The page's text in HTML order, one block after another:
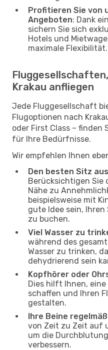
Profitieren Sie von
Angeboten: Dank
sichern Sie sich
Hotels und
maximale Flexibilität.
Krakau anfliegen
Jede Fluggesellschaft
Flugoptionen nach
oder First Class – finden
für Ihre Bedürfnisse.
Wir empfehlen Ihnen
Den besten Sitz
Berücksichtigen Sie
Nähe zu
beispielsweise mit
gute Idee sein,
zu buchen.
Viel Wasser zu
während des
Wasser zu trinken,
dehydrierend sein
Kopfhörer oder
Dies hilft Ihnen,
schaffen und Ihren
gestalten.
Ihre Beine
von Zeit zu Zeit auf
um die
verbessern.